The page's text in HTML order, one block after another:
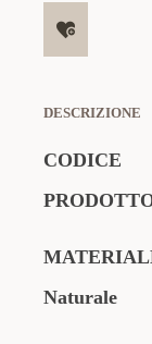
DESCRIZIONE
CODICE
Naturale